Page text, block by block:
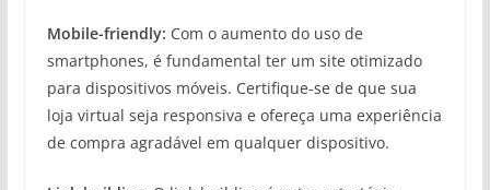
Mobile-friendly: Com o aumento do uso de
smartphones, é fundamental ter um site otimizado
para dispositivos móveis. Certifique-se de que sua
loja virtual seja responsiva e ofereça uma experiência
de compra agradável em qualquer dispositivo.